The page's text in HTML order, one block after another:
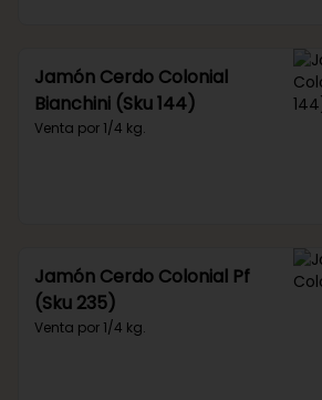
Jamón Cerdo Colonial
Bianchini (Sku 144)
Venta por 1/4 kg.
Jamón Cerdo Colonial Pf
(Sku 235)
Venta por 1/4 kg.